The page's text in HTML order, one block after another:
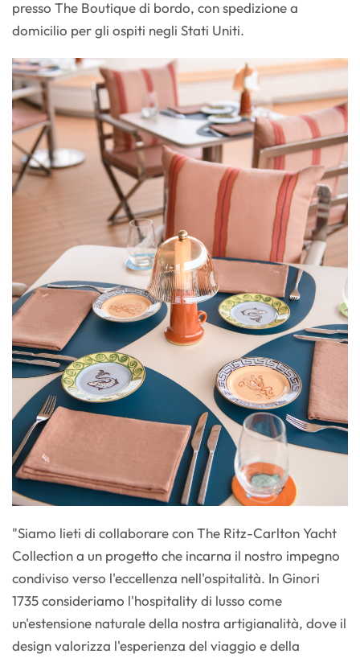
presso The Boutique di bordo, con spedizione a
domicilio per gli ospiti negli Stati Uniti.
"Siamo lieti di collaborare con The Ritz-Carlton Yacht
Collection a un progetto che incarna il nostro impegno
condiviso verso l'eccellenza nell'ospitalità. In Ginori
1735 consideriamo l'hospitality di lusso come
un'estensione naturale della nostra artigianalità, dove il
design valorizza l'esperienza del viaggio e della